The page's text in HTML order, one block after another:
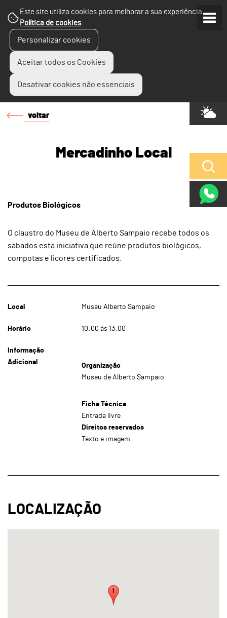
Este site utiliza cookies para melhorar a sua experiência.
Política de cookies.
Personalizar cookies
Aceitar todos os Cookies
Desativar cookies não essenciais
voltar
Mercadinho Local
Produtos Biológicos
O claustro do Museu de Alberto Sampaio recebe todos os
sábados esta iniciativa que reúne produtos biológicos,
compotas e licores certificados.
Local Museu Alberto Sampaio
Horário 10:00 às 13:00
Informação
Adicional
Organização
Museu de Alberto Sampaio
Ficha Técnica
Entrada livre
Direitos reservados
Texto e imagem